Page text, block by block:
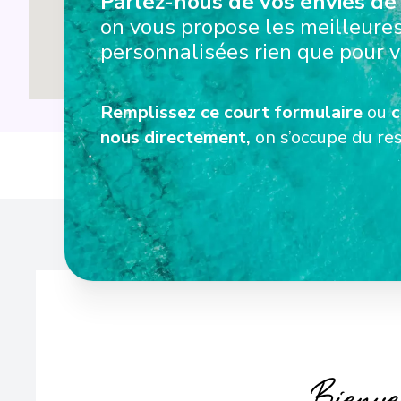
on vous propose les
personnalisées rien que pour
Remplissez ce court formulaire ou
nous directement, on s’occupe du